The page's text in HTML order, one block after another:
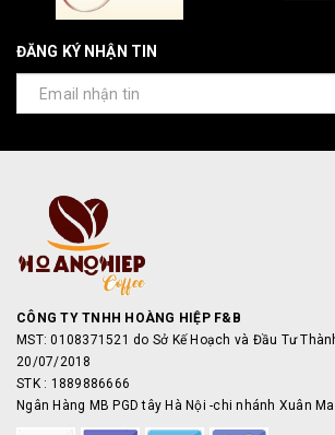
ĐĂNG KÝ NHẬN TIN
CÔNG TY TNHH HOÀNG HIỆP F&B
MST: 0108371521 do Sở Kế Hoạch và Đầu Tư
20/07/2018
STK : 1889886666
Ngân Hàng MB PGD tây Hà Nội -chi nhánh Xuân